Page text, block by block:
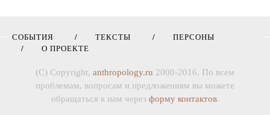
СОБЫТИЯ ТЕКСТЫ
ПЕРСОНЫ
О ПРОЕКТЕ
(C) Copyright, anthropology.ru 2000-2016. По всем
проблемам, вопросам и предложениям вы можете
обращаться к нам через форму контактов.